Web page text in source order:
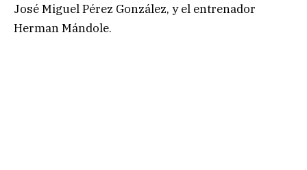
José Miguel Pérez González, y el entrenador
Herman Mándole.